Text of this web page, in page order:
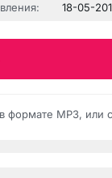
18-05-
в формате MP3, или